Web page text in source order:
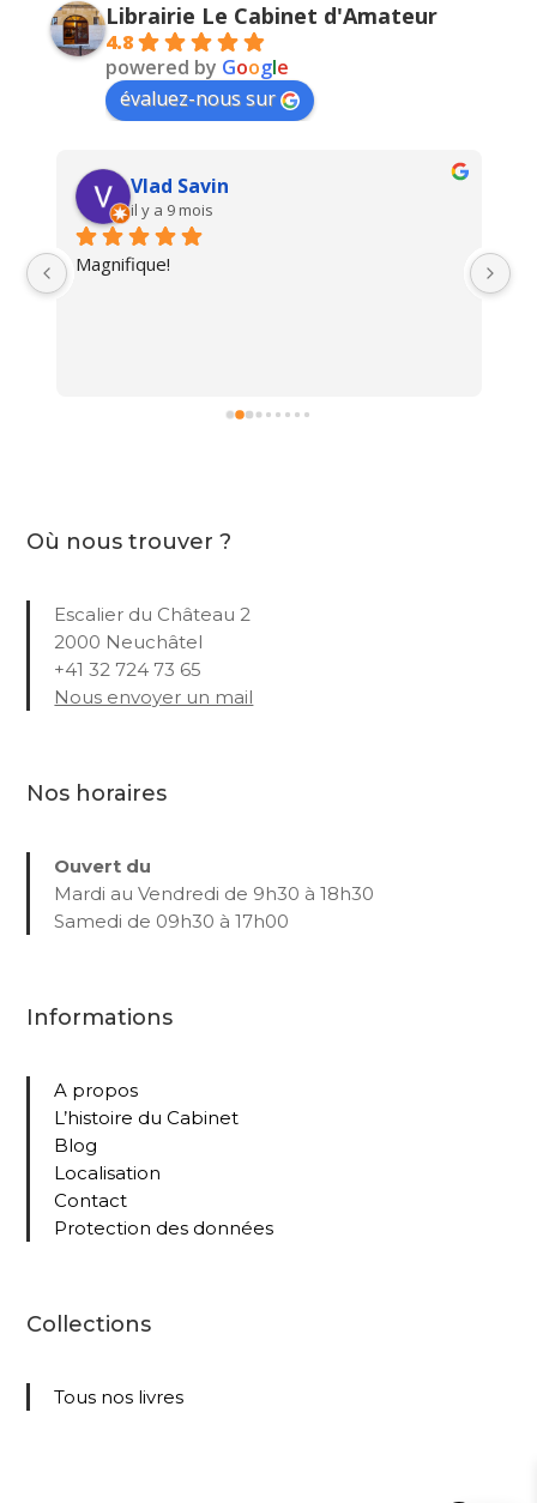
Librairie Le Cabinet d'Amateur
4.8
powered by Google
évaluez-nous sur
Vlad Savin
il y a 9 mois
Magnifique!
Où nous trouver ?
Escalier du Château 2
2000 Neuchâtel
+41 32 724 73 65
Nous envoyer un mail
Nos horaires
Ouvert du
Mardi au Vendredi de 9h30 à 18h30
Samedi de 09h30 à 17h00
Informations
A propos
L’histoire du Cabinet
Blog
Localisation
Contact
Protection des données
Collections
Tous nos livres